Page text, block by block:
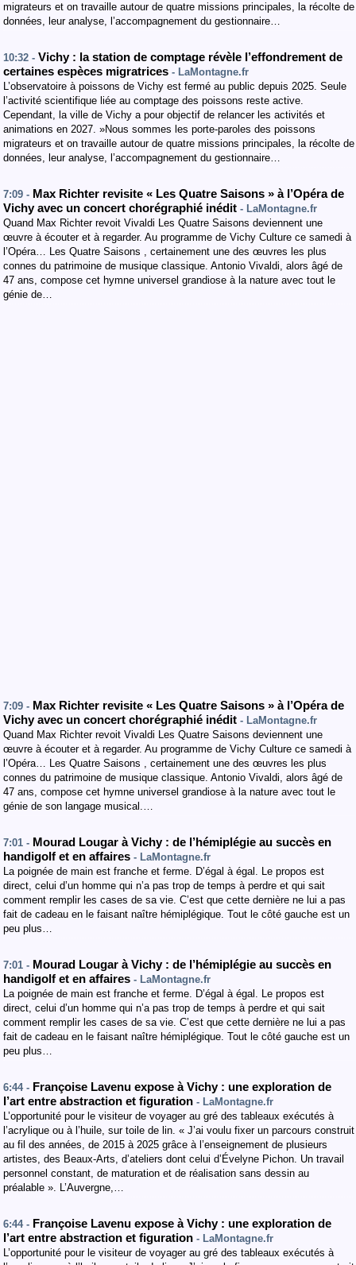
migrateurs et on travaille autour de quatre missions principales, la récolte de
données, leur analyse, l’accompagnement du gestionnaire…
10:32 - Vichy : la station de comptage révèle l’effondrement de
certaines espèces migratrices - LaMontagne.fr
L’observatoire à poissons de Vichy est fermé au public depuis 2025. Seule
l’activité scientifique liée au comptage des poissons reste active.
Cependant, la ville de Vichy a pour objectif de relancer les activités et
animations en 2027. »Nous sommes les porte-paroles des poissons
migrateurs et on travaille autour de quatre missions principales, la récolte de
données, leur analyse, l’accompagnement du gestionnaire…
7:09 - Max Richter revisite « Les Quatre Saisons » à l’Opéra de
Vichy avec un concert chorégraphié inédit - LaMontagne.fr
Quand Max Richter revoit Vivaldi Les Quatre Saisons deviennent une
œuvre à écouter et à regarder. Au programme de Vichy Culture ce samedi à
l’Opéra… Les Quatre Saisons , certainement une des œuvres les plus
connes du patrimoine de musique classique. Antonio Vivaldi, alors âgé de
47 ans, compose cet hymne universel grandiose à la nature avec tout le
génie de…
7:09 - Max Richter revisite « Les Quatre Saisons » à l’Opéra de
Vichy avec un concert chorégraphié inédit - LaMontagne.fr
Quand Max Richter revoit Vivaldi Les Quatre Saisons deviennent une
œuvre à écouter et à regarder. Au programme de Vichy Culture ce samedi à
l’Opéra… Les Quatre Saisons , certainement une des œuvres les plus
connes du patrimoine de musique classique. Antonio Vivaldi, alors âgé de
47 ans, compose cet hymne universel grandiose à la nature avec tout le
génie de son langage musical.…
7:01 - Mourad Lougar à Vichy : de l’hémiplégie au succès en
handigolf et en affaires - LaMontagne.fr
La poignée de main est franche et ferme. D’égal à égal. Le propos est
direct, celui d’un homme qui n’a pas trop de temps à perdre et qui sait
comment remplir les cases de sa vie. C’est que cette dernière ne lui a pas
fait de cadeau en le faisant naître hémiplégique. Tout le côté gauche est un
peu plus…
7:01 - Mourad Lougar à Vichy : de l’hémiplégie au succès en
handigolf et en affaires - LaMontagne.fr
La poignée de main est franche et ferme. D’égal à égal. Le propos est
direct, celui d’un homme qui n’a pas trop de temps à perdre et qui sait
comment remplir les cases de sa vie. C’est que cette dernière ne lui a pas
fait de cadeau en le faisant naître hémiplégique. Tout le côté gauche est un
peu plus…
6:44 - Françoise Lavenu expose à Vichy : une exploration de
l’art entre abstraction et figuration - LaMontagne.fr
L’opportunité pour le visiteur de voyager au gré des tableaux exécutés à
l’acrylique ou à l’huile, sur toile de lin. « J’ai voulu fixer un parcours construit
au fil des années, de 2015 à 2025 grâce à l’enseignement de plusieurs
artistes, des Beaux-Arts, d’ateliers dont celui d’Évelyne Pichon. Un travail
personnel constant, de maturation et de réalisation sans dessin au
préalable ». L’Auvergne,…
6:44 - Françoise Lavenu expose à Vichy : une exploration de
l’art entre abstraction et figuration - LaMontagne.fr
L’opportunité pour le visiteur de voyager au gré des tableaux exécutés à